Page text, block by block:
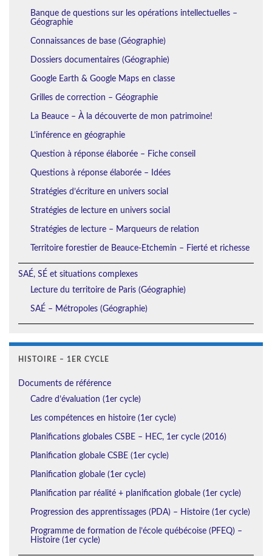
Banque de questions sur les opérations intellectuelles –
Géographie
Connaissances de base (Géographie)
Dossiers documentaires (Géographie)
Google Earth & Google Maps en classe
Grilles de correction – Géographie
La Beauce – À la découverte de mon patrimoine!
L’inférence en géographie
Question à réponse élaborée – Fiche conseil
Questions à réponse élaborée – Idées
Stratégies d’écriture en univers social
Stratégies de lecture en univers social
Stratégies de lecture – Marqueurs de relation
Territoire forestier de Beauce-Etchemin – Fierté et richesse
SAÉ, SÉ et situations complexes
Lecture du territoire de Paris (Géographie)
SAÉ – Métropoles (Géographie)
HISTOIRE – 1ER CYCLE
Documents de référence
Cadre d’évaluation (1er cycle)
Les compétences en histoire (1er cycle)
Planifications globales CSBE – HEC, 1er cycle (2016)
Planification globale CSBE (1er cycle)
Planification globale (1er cycle)
Planification par réalité + planification globale (1er cycle)
Progression des apprentissages (PDA) – Histoire (1er cycle)
Programme de formation de l’école québécoise (PFEQ) –
Histoire (1er cycle)